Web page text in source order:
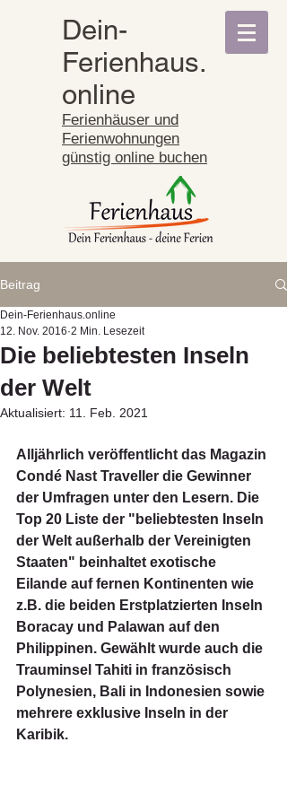
Dein-
Ferienhaus.
online
Ferienhäuser und
Ferienwohnungen
günstig online buchen
Beitrag
Die beliebtesten Inseln
der Welt
Dein-Ferienhaus.online
12. Nov. 2016 2 Min. Lesezeit
Aktualisiert: 11. Feb. 2021
Alljährlich veröffentlicht das Magazin
Condé Nast Traveller die Gewinner
der Umfragen unter den Lesern. Die
Top 20 Liste der "beliebtesten Inseln
der Welt außerhalb der Vereinigten
Staaten" beinhaltet exotische
Eilande auf fernen Kontinenten wie
z.B. die beiden Erstplatzierten Inseln
Boracay und Palawan auf den
Philippinen. Gewählt wurde auch die
Trauminsel Tahiti in französisch
Polynesien, Bali in Indonesien sowie
mehrere exklusive Inseln in der
Karibik.